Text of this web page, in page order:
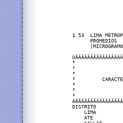
1.53  LIMA
PROMEDIOS
³
³
³
³
³
³
³
LIMA
ATE